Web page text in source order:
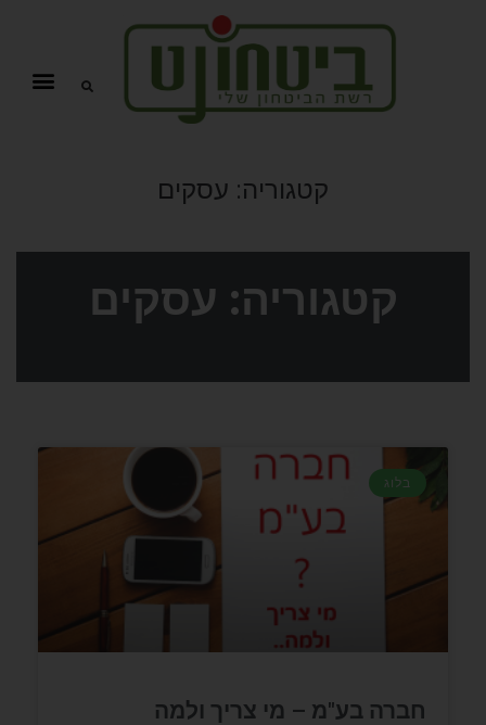
קטגוריה: עסקים
קטגוריה: עסקים
בלוג
חברה בע"מ – מי צריך ולמה